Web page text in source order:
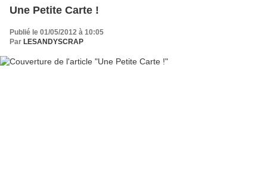
Une Petite Carte !
Publié le 01/05/2012 à 10:05
Par LESANDYSCRAP